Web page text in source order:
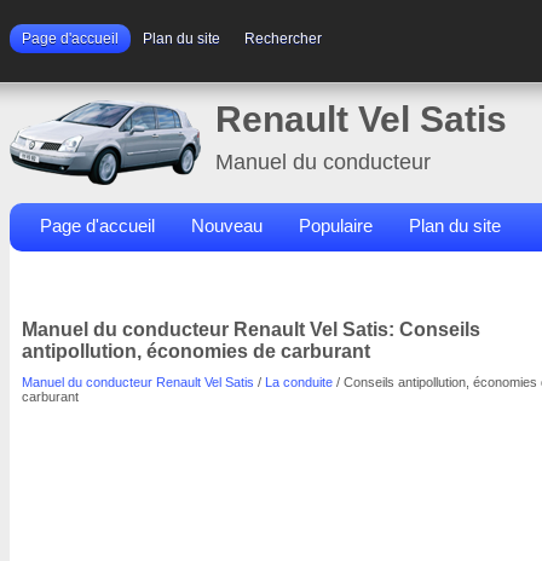
Page d'accueil Plan du site Rechercher
Renault Vel Satis
Manuel du conducteur
Page d'accueil Nouveau Populaire Plan du site
Manuel du conducteur Renault Vel Satis: Conseils
antipollution, économies de carburant
Manuel du conducteur Renault Vel Satis / La conduite / Conseils antipollution, économies
carburant